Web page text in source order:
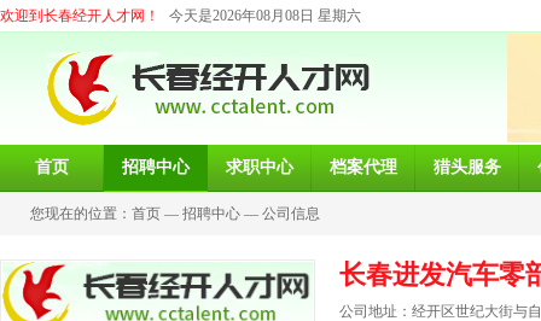
欢迎到长春经开人才网！ 今天是2026年08月08日 星期六
首页 招聘中心 求职中心 档案代理 猎头服务
您现在的位置： 首页 — 招聘中心 — 公司信息
长春进发汽车零
公司地址：经开区世纪大街与